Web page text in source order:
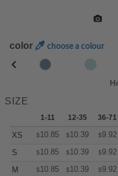
color choose a colour
SIZE
1-11 12-35 36-71
XS $10.85 $10.39 $9.92
S
$10.85 $10.39 $9.92
M
$10.85 $10.39 $9.92